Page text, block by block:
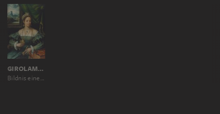
GIROLAMO DA CARPI ?
Bildnis einer Dame